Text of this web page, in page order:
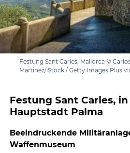
Festung Sant Carles, Mallorca ©
Martinez/iStock / Getty Images Plus
Festung Sant Carles,
Hauptstadt Palma
Beeindruckende
Waffenmuseum